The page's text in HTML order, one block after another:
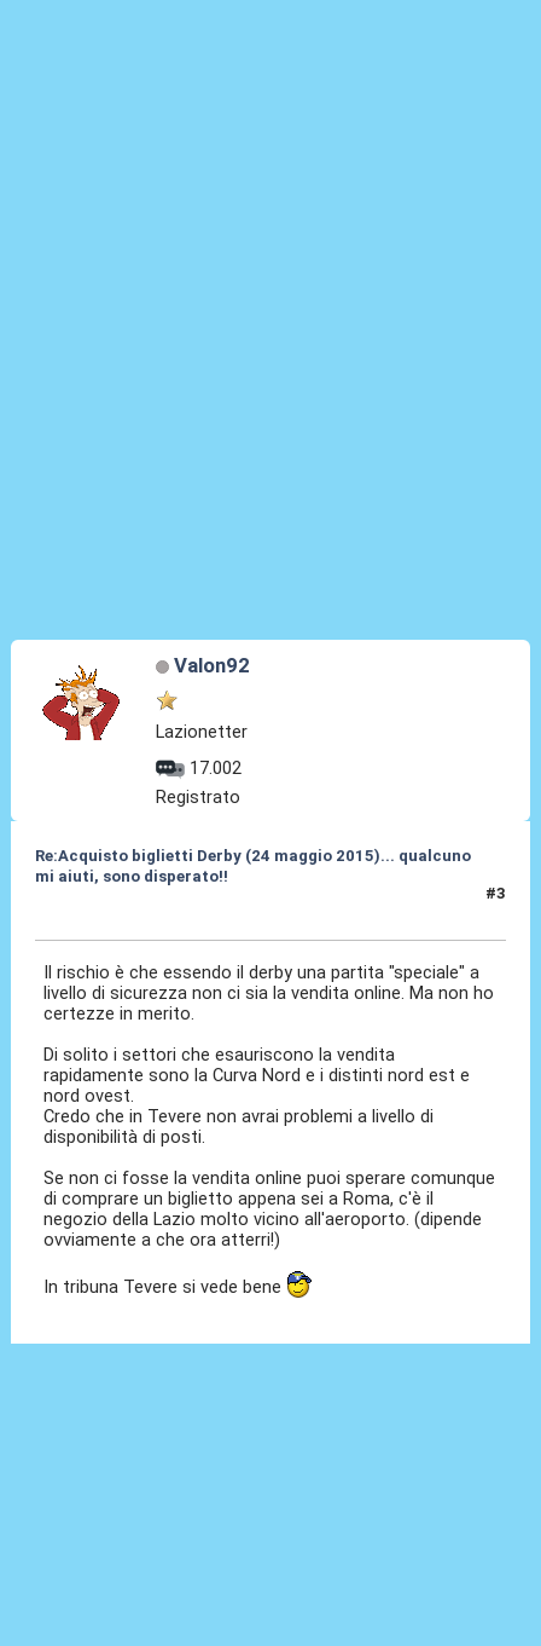
Valon92
Lazionetter
17.002
Registrato
Re:Acquisto biglietti Derby (24 maggio 2015)... qualcuno
mi aiuti, sono disperato!!
#3
Il rischio è che essendo il derby una partita "speciale" a
livello di sicurezza non ci sia la vendita online. Ma non ho
certezze in merito.
Di solito i settori che esauriscono la vendita
rapidamente sono la Curva Nord e i distinti nord est e
nord ovest.
Credo che in Tevere non avrai problemi a livello di
disponibilità di posti.
Se non ci fosse la vendita online puoi sperare comunque
di comprare un biglietto appena sei a Roma, c'è il
negozio della Lazio molto vicino all'aeroporto. (dipende
ovviamente a che ora atterri!)
In tribuna Tevere si vede bene